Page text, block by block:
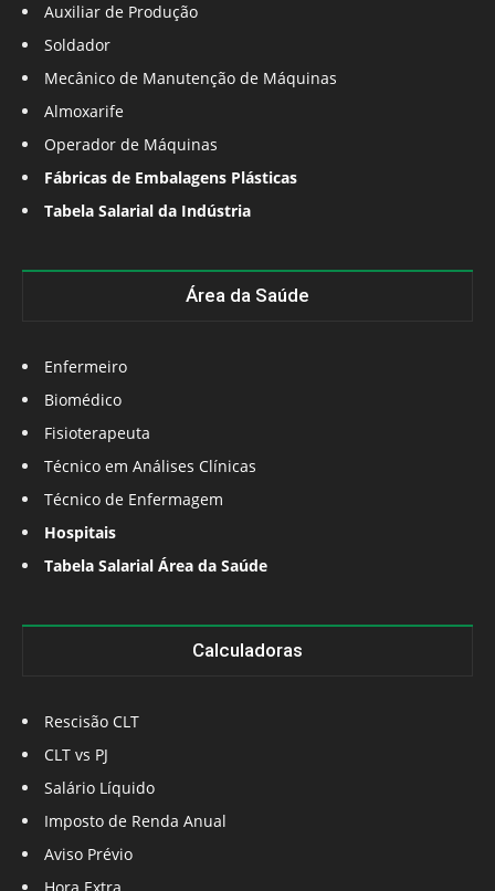
Auxiliar de Produção
Soldador
Mecânico de Manutenção de Máquinas
Almoxarife
Operador de Máquinas
Fábricas de Embalagens Plásticas
Tabela Salarial da Indústria
Área da Saúde
Enfermeiro
Biomédico
Fisioterapeuta
Técnico em Análises Clínicas
Técnico de Enfermagem
Hospitais
Tabela Salarial Área da Saúde
Calculadoras
Rescisão CLT
CLT vs PJ
Salário Líquido
Imposto de Renda Anual
Aviso Prévio